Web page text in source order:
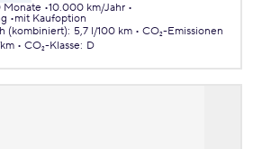
Monate 10.000 km/Jahr
mit Kaufoption
(kombiniert): 5,7 l/100 km
CO₂-Emissionen
CO₂-Klasse: D